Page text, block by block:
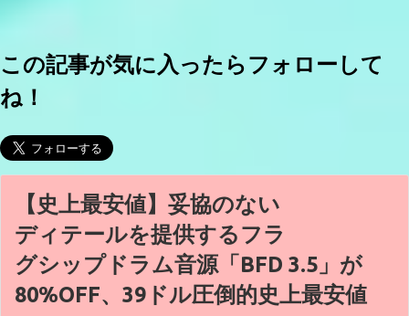
この記事が気に入ったらフォローして
ね！
【史上最安値】妥協のない
ディテールを提供するフラ
グシップドラム音源「BFD 3.5」が
80%OFF、39ドル圧倒的史上最安値